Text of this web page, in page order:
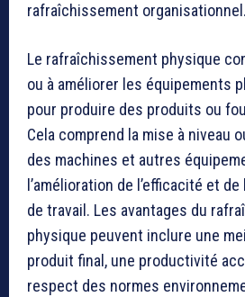
rafraîchissement organisationnel.
Le rafraîchissement physique
ou à améliorer les équipements
pour produire des produits ou
Cela comprend la mise à niveau
des machines et autres
l’amélioration de l’efficacité et
de travail. Les avantages du
physique peuvent inclure une
produit final, une productivité
respect des normes